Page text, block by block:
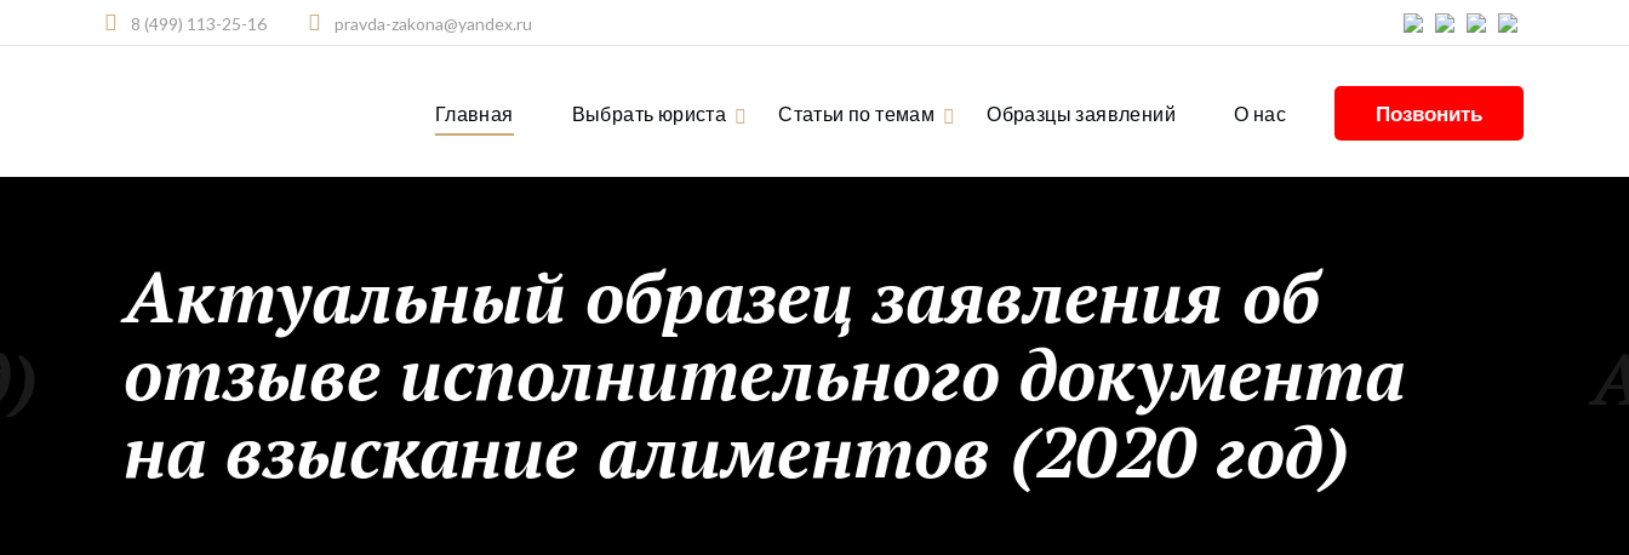
8 (499) 113-25-16 pravda-zakona@yandex.ru
Позвонить
Главная Выбрать юриста Статьи по темам Образцы заявлений О нас
Актуальный образец заявления об
отзыве исполнительного документа
на взыскание алиментов (2020 год)